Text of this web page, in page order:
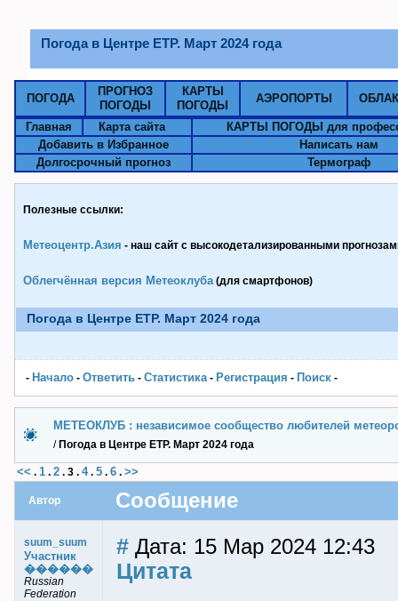
Погода в Центре ЕТР. Март 2024 года
ПОГОДА
ПРОГНОЗ
ПОГОДЫ
КАРТЫ
ПОГОДЫ
АЭРОПОРТЫ
Главная Карта сайта
КАРТЫ ПОГОДЫ для
Добавить в Избранное
Написать нам
Долгосрочный прогноз
Термограф
Полезные ссылки:
Метеоцентр.Азия - наш сайт с высокодетализированными
Облегчённая версия Метеоклуба(для смартфонов)
Погода в Центре ЕТР. Март 2024 года
- Начало - Ответить - Статистика- Pегистрация - Поиск -
МЕТЕОКЛУБ : независимое сообщество любителей
/ Погода в Центре ЕТР. Март 2024 года
<< . 1 . 2 . 3 . 4. 5 . 6 . >>
Автор Сообщение
suum_suum
Участник
������
Russian
Federation
# Дата: 15 Мар 2024 12:43
Цитата